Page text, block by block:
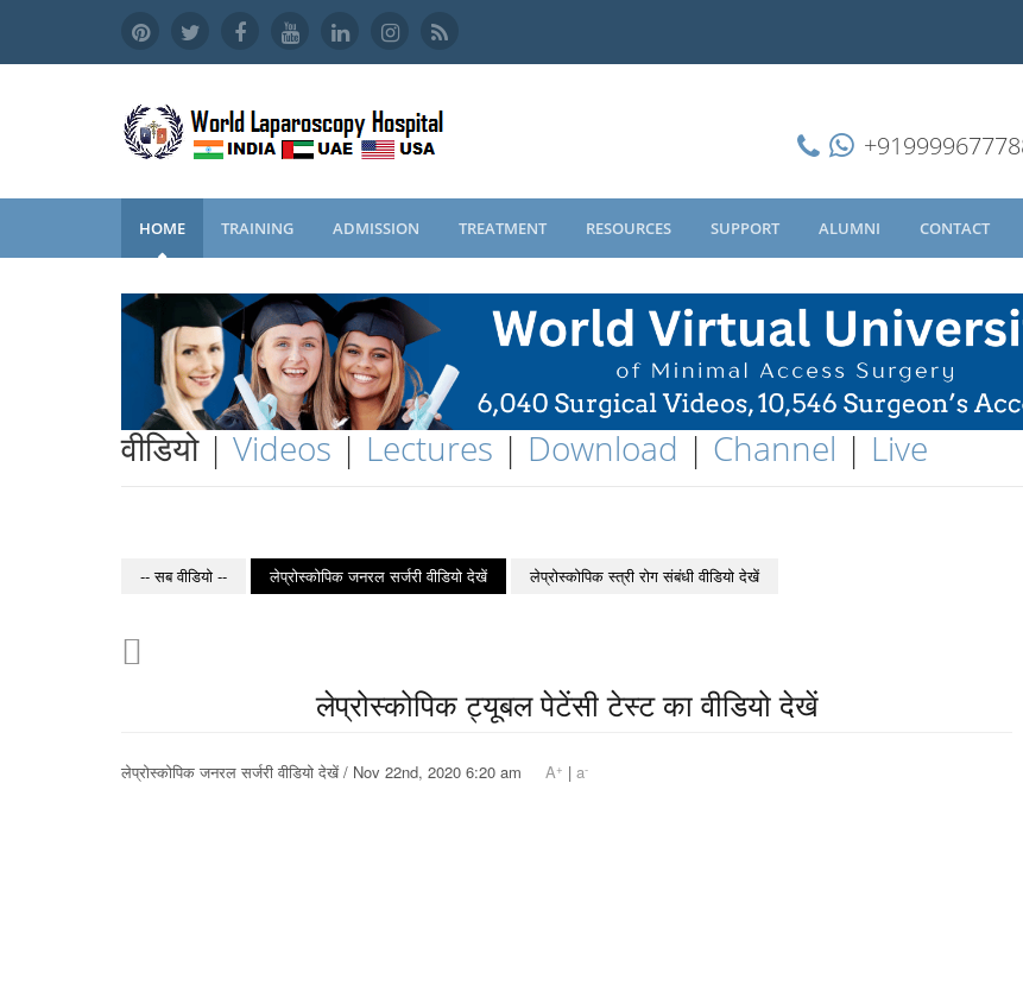
HOME TRAINING ADMISSION TREATMENT RESOURCES SUPPORT ALUMNI CONTACT
वीडियो | Videos | Lectures | Download | Channel | Live
-- सब वीडियो -- लेप्रोस्कोपिक जनरल सर्जरी वीडियो देखें लेप्रोस्कोपिक स्त्री रोग संबंधी वीडियो देखें
लेप्रोस्कोपिक ट्यूबल पेटेंसी टेस्ट का वीडियो देखें
लेप्रोस्कोपिक जनरल सर्जरी वीडियो देखें / Nov 22nd, 2020 6:20 am A+ | a-